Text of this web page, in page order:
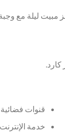
ليلة مع
كارد.
قنوات فضائية
خدمة الإنترنت